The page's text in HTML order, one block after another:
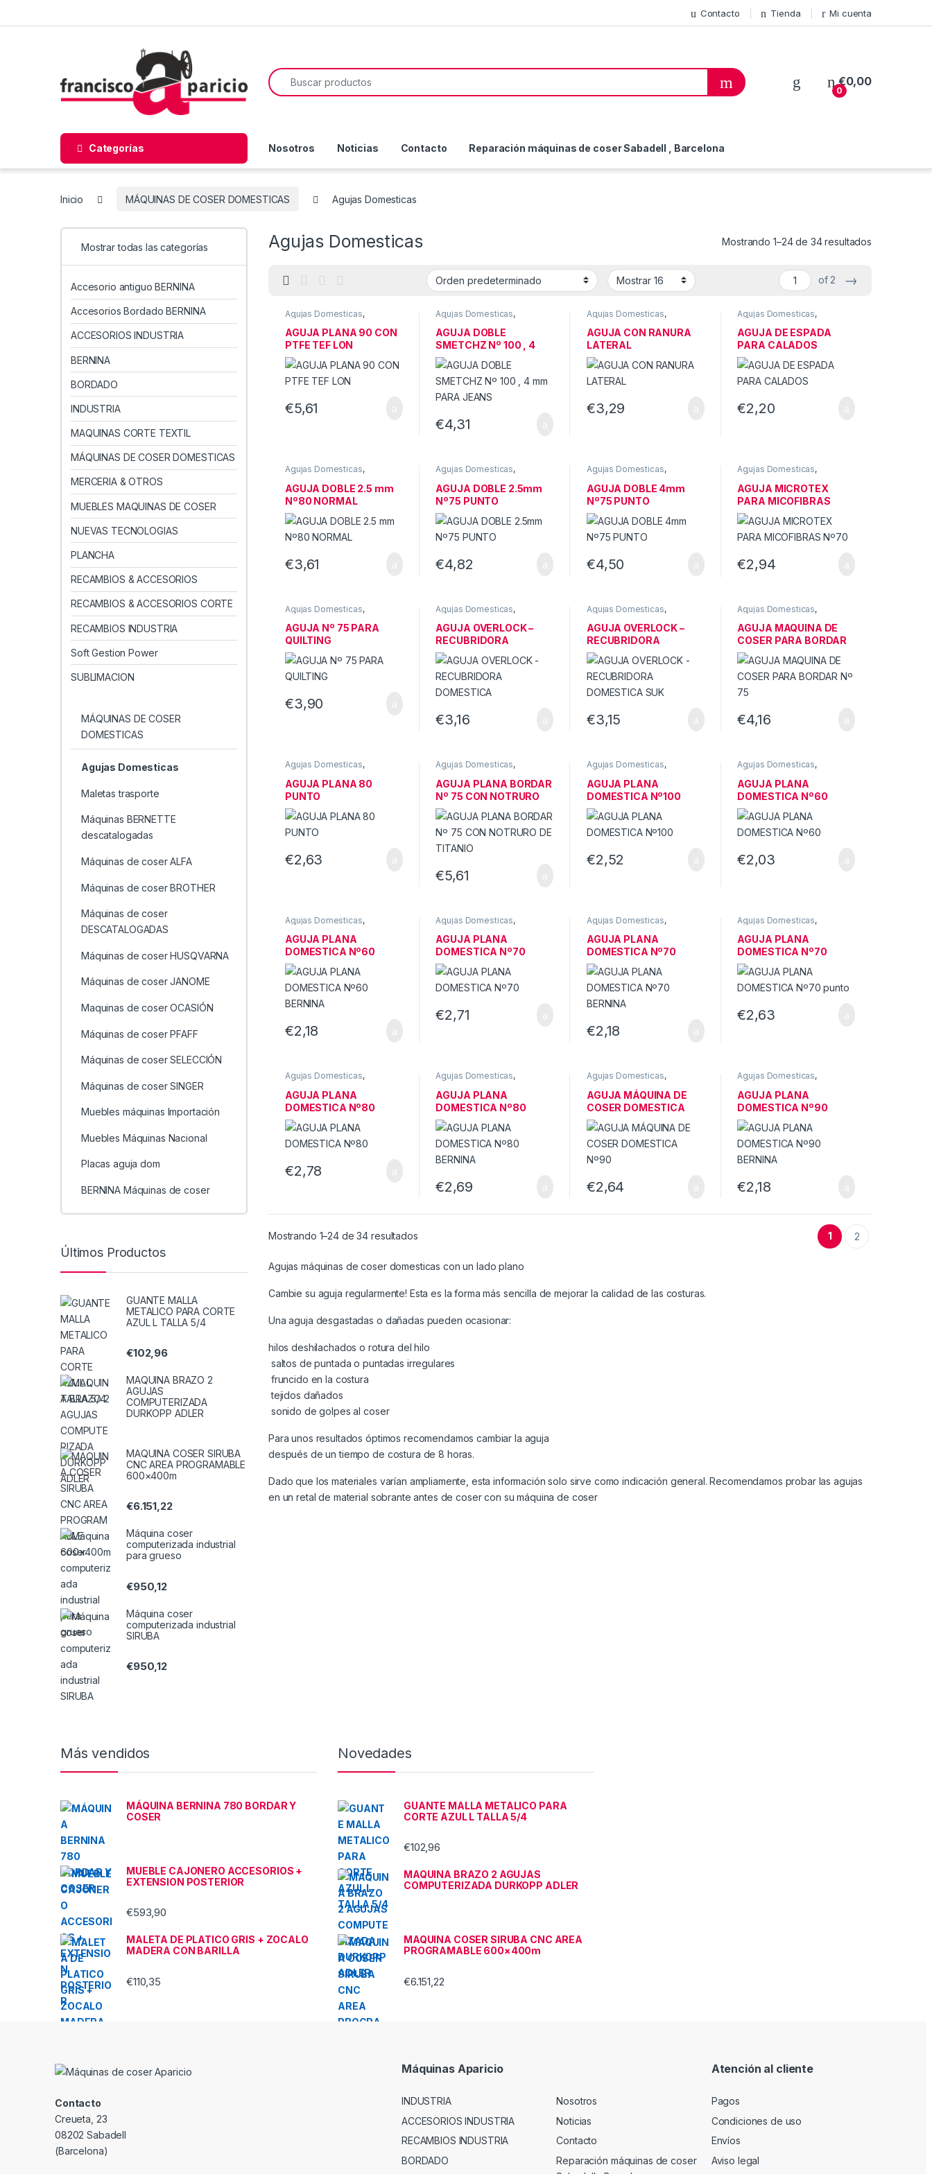
Contacto Tienda Mi cuenta
Search for:
0
€0,00
Categorías Nosotros Noticias Contacto Reparación máquinas de coser Sabadell , Barcelona
Inicio MÁQUINAS DE COSER DOMESTICAS Agujas Domesticas
Agujas Domesticas Mostrando 1–24 de 34 resultados
of 2 →
Agujas Domesticas,
MÁQUINAS DE COSER
DOMESTICAS
AGUJA PLANA 90 CON
PTFE TEF LON
€5,61
Agujas Domesticas,
MÁQUINAS DE COSER
DOMESTICAS
AGUJA DOBLE
SMETCHZ Nº 100 , 4
mm PARA JEANS
€4,31
Agujas Domesticas,
MÁQUINAS DE COSER
DOMESTICAS
AGUJA CON RANURA
LATERAL
€3,29
Agujas Domesticas,
MÁQUINAS DE COSER
DOMESTICAS
AGUJA DE ESPADA
PARA CALADOS
€2,20
Agujas Domesticas,
MÁQUINAS DE COSER
DOMESTICAS
AGUJA DOBLE 2.5 mm
Nº80 NORMAL
€3,61
Agujas Domesticas,
MÁQUINAS DE COSER
DOMESTICAS
AGUJA DOBLE 2.5mm
Nº75 PUNTO
€4,82
Agujas Domesticas,
MÁQUINAS DE COSER
DOMESTICAS
AGUJA DOBLE 4mm
Nº75 PUNTO
€4,50
Agujas Domesticas,
MÁQUINAS DE COSER
DOMESTICAS
AGUJA MICROTEX
PARA MICOFIBRAS
Nº70
€2,94
Agujas Domesticas,
MÁQUINAS DE COSER
DOMESTICAS
AGUJA Nº 75 PARA
QUILTING
€3,90
Agujas Domesticas,
MÁQUINAS DE COSER
DOMESTICAS
AGUJA OVERLOCK –
RECUBRIDORA
DOMESTICA
€3,16
Agujas Domesticas,
MÁQUINAS DE COSER
DOMESTICAS
AGUJA OVERLOCK –
RECUBRIDORA
DOMESTICA SUK
€3,15
Agujas Domesticas,
MÁQUINAS DE COSER
DOMESTICAS
AGUJA MAQUINA DE
COSER PARA BORDAR
Nº 75
€4,16
Agujas Domesticas,
MÁQUINAS DE COSER
DOMESTICAS
AGUJA PLANA 80
PUNTO
€2,63
Agujas Domesticas,
MÁQUINAS DE COSER
DOMESTICAS
AGUJA PLANA BORDAR
Nº 75 CON NOTRURO
DE TITANIO
€5,61
Agujas Domesticas,
MÁQUINAS DE COSER
DOMESTICAS
AGUJA PLANA
DOMESTICA Nº100
€2,52
Agujas Domesticas,
MÁQUINAS DE COSER
DOMESTICAS
AGUJA PLANA
DOMESTICA Nº60
€2,03
Agujas Domesticas,
DOMESTICAS
AGUJA PLANA
DOMESTICA Nº60
BERNINA
€2,18
Agujas Domesticas,
DOMESTICAS
AGUJA PLANA
DOMESTICA Nº70
€2,71
Agujas Domesticas,
DOMESTICAS
AGUJA PLANA
DOMESTICA Nº70
BERNINA
€2,18
Agujas Domesticas,
DOMESTICAS
AGUJA PLANA
DOMESTICA Nº70
punto
€2,63
Agujas Domesticas,
MÁQUINAS DE COSER
DOMESTICAS
AGUJA PLANA
DOMESTICA Nº80
€2,78
Agujas Domesticas,
MÁQUINAS DE COSER
DOMESTICAS
AGUJA PLANA
DOMESTICA Nº80
BERNINA
€2,69
Agujas Domesticas,
MÁQUINAS DE COSER
DOMESTICAS
AGUJA MÁQUINA DE
COSER DOMESTICA
Nº90
€2,64
Agujas Domesticas,
MÁQUINAS DE COSER
DOMESTICAS
AGUJA PLANA
DOMESTICA Nº90
BERNINA
€2,18
Mostrando 1–24 de 34 resultados 1 2
Agujas máquinas de coser domesticas con un lado plano
Cambie su aguja regularmente! Esta es la forma más sencilla de mejorar la calidad de las costuras.
Una aguja desgastadas o dañadas pueden ocasionar:
hilos deshilachados o rotura del hilo
saltos de puntada o puntadas irregulares
fruncido en la costura
tejidos dañados
sonido de golpes al coser
Para unos resultados óptimos recomendamos cambiar la aguja
después de un tiempo de costura de 8 horas.
Dado que los materiales varían ampliamente, esta información solo sirve como indicación general. Recomendamos probar las agujas
en un retal de material sobrante antes de coser con su máquina de coser
Mostrar todas las categorías
Accesorio antiguo BERNINA
Accesorios Bordado BERNINA
ACCESORIOS INDUSTRIA
BERNINA
BORDADO
INDUSTRIA
MAQUINAS CORTE TEXTIL
MÁQUINAS DE COSER DOMESTICAS
MERCERIA & OTROS
MUEBLES MAQUINAS DE COSER
NUEVAS TECNOLOGIAS
PLANCHA
RECAMBIOS & ACCESORIOS
RECAMBIOS & ACCESORIOS CORTE
RECAMBIOS INDUSTRIA
Soft Gestion Power
SUBLIMACION
MÁQUINAS DE COSER
DOMESTICAS
Agujas Domesticas
Maletas trasporte
Máquinas BERNETTE
descatalogadas
Máquinas de coser ALFA
Máquinas de coser BROTHER
Máquinas de coser
DESCATALOGADAS
Máquinas de coser HUSQVARNA
Máquinas de coser JANOME
Maquinas de coser OCASIÓN
Máquinas de coser PFAFF
Máquinas de coser SELECCIÓN
Máquinas de coser SINGER
Muebles máquinas Importación
Muebles Máquinas Nacional
Placas aguja dom
BERNINA Máquinas de coser
Últimos Productos
GUANTE MALLA
METALICO PARA CORTE
AZUL L TALLA 5/4
€102,96
MAQUINA BRAZO 2
AGUJAS
COMPUTERIZADA
DURKOPP ADLER
MAQUINA COSER SIRUBA
CNC AREA PROGRAMABLE
600×400m
€6.151,22
Máquina coser
computerizada industrial
para grueso
€950,12
Máquina coser
computerizada industrial
SIRUBA
€950,12
Más vendidos
MÁQUINA BERNINA 780 BORDAR Y
COSER
MUEBLE CAJONERO ACCESORIOS +
EXTENSION POSTERIOR
€593,90
MALETA DE PLATICO GRIS + ZOCALO
MADERA CON BARILLA
€110,35
Novedades
GUANTE MALLA METALICO PARA
CORTE AZUL L TALLA 5/4
€102,96
MAQUINA BRAZO 2 AGUJAS
COMPUTERIZADA DURKOPP ADLER
MAQUINA COSER SIRUBA CNC AREA
PROGRAMABLE 600×400m
€6.151,22
Contacto
Creueta, 23
08202 Sabadell
(Barcelona)
Máquinas Aparicio
INDUSTRIA
ACCESORIOS INDUSTRIA
RECAMBIOS INDUSTRIA
BORDADO
Nosotros
Noticias
Contacto
Reparación máquinas de coser
Atención al cliente
Pagos
Condiciones de uso
Envíos
Aviso legal